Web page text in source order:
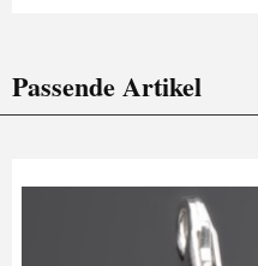
Passende Artikel